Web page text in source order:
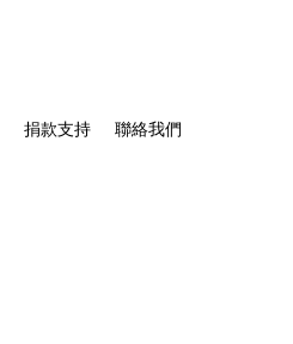
捐款支持 聯絡我們